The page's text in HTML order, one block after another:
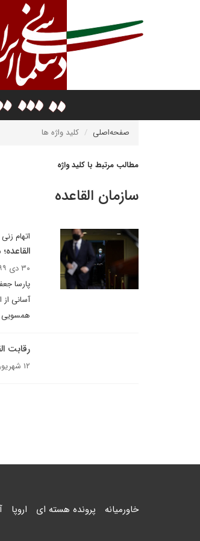
صفحه‌اصلی کلید واژه ها
مطالب مرتبط با کلید واژه
سازمان القاعده
اتهام
۳۰ دی ۱۳۹۹
پارسا
آسانی
همسویی
رقابت
۱۲ شهریور ۱۳۹۲
خاورمیانه پرونده هسته ای اروپا